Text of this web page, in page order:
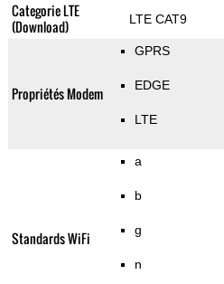
Categorie LTE
(Download)
LTE CAT9
Propriétés Modem
GPRS
EDGE
LTE
Standards WiFi
a
b
g
n